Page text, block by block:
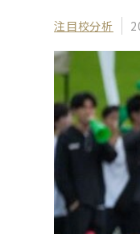
注目校分析